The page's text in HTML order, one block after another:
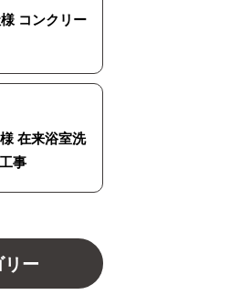
コンクリー
在来浴室洗
事
ー